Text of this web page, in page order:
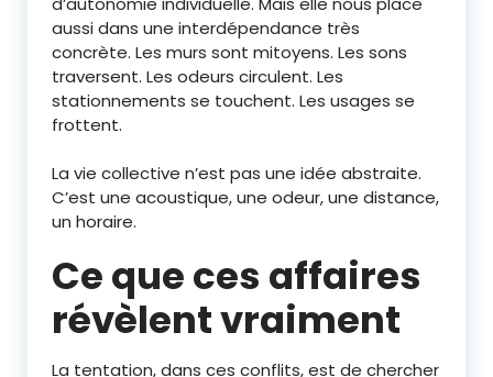
aussi dans une interdépendance très
concrète. Les murs sont mitoyens. Les sons
traversent. Les odeurs circulent. Les
stationnements se touchent. Les usages se
frottent.
La vie collective n’est pas une idée abstraite.
C’est une acoustique, une odeur, une distance,
un horaire.
Ce que ces affaires
révèlent vraiment
La tentation, dans ces conflits, est de chercher